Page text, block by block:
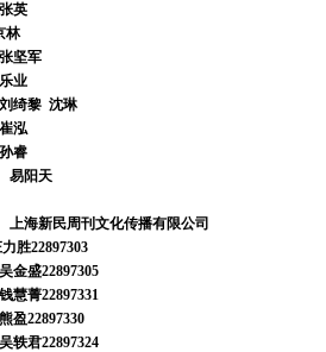
英
坚军
业
绮黎 沈琳
泓
睿
易阳天
上海新民周刊文化传播有限公司
胜22897303
金盛22897305
慧菁22897331
盈22897330
轶君22897324